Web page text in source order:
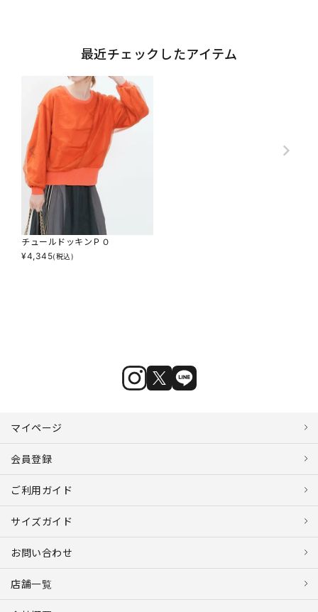
最近チェックしたアイテム
チュールドッキンＰＯ
¥4,345(税込)
マイページ
会員登録
ご利用ガイド
サイズガイド
お問い合わせ
店舗一覧